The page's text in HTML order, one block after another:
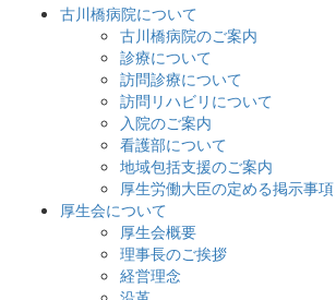
古川橋病院について
古川橋病院のご案内
診療について
訪問診療について
訪問リハビリについて
入院のご案内
看護部について
地域包括支援のご案内
厚生労働大臣の定める掲示事項
厚生会について
厚生会概要
理事長のご挨拶
経営理念